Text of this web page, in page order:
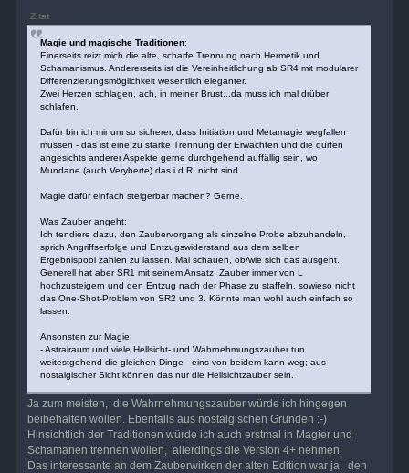
Zitat
Magie und magische Traditionen:
Einerseits reizt mich die alte, scharfe Trennung nach Hermetik und
Schamanismus. Andererseits ist die Vereinheitlichung ab SR4 mit modularer
Differenzierungsmöglichkeit wesentlich eleganter.
Zwei Herzen schlagen, ach, in meiner Brust...da muss ich mal drüber
schlafen.
Dafür bin ich mir um so sicherer, dass Initiation und Metamagie wegfallen
müssen - das ist eine zu starke Trennung der Erwachten und die dürfen
angesichts anderer Aspekte gerne durchgehend auffällig sein, wo
Mundane (auch Veryberte) das i.d.R. nicht sind.
Magie dafür einfach steigerbar machen? Gerne.
Was Zauber angeht:
Ich tendiere dazu, den Zaubervorgang als einzelne Probe abzuhandeln,
sprich Angriffserfolge und Entzugswiderstand aus dem selben
Ergebnispool zahlen zu lassen. Mal schauen, ob/wie sich das ausgeht.
Generell hat aber SR1 mit seinem Ansatz, Zauber immer von L
hochzusteigern und den Entzug nach der Phase zu staffeln, sowieso nicht
das One-Shot-Problem von SR2 und 3. Könnte man wohl auch einfach so
lassen.
Ansonsten zur Magie:
- Astralraum und viele Hellsicht- und Wahrnehmungszauber tun
weitestgehend die gleichen Dinge - eins von beidem kann weg; aus
nostalgischer Sicht können das nur die Hellsichtzauber sein.
Ja zum meisten, die Wahrnehmungszauber würde ich hingegen
beibehalten wollen. Ebenfalls aus nostalgischen Gründen :-)
Hinsichtlich der Traditionen würde ich auch erstmal in Magier und
Schamanen trennen wollen, allerdings die Version 4+ nehmen.
Das interessante an dem Zauberwirken der alten Edition war ja, den